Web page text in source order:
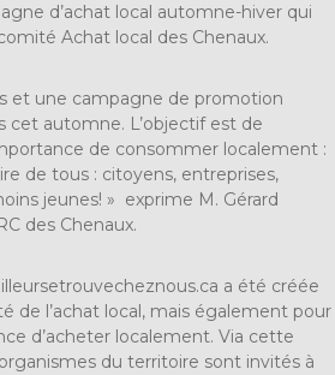
d’achat local automne-hiver qui
Achat local des Chenaux.
et une campagne de promotion
cet automne. L’objectif est de
de consommer localement :
de tous : citoyens, entreprises,
jeunes! » exprime M. Gérard
des Chenaux.
a été créée
de l’achat local, mais également pour
d’acheter localement. Via cette
du territoire sont invités à